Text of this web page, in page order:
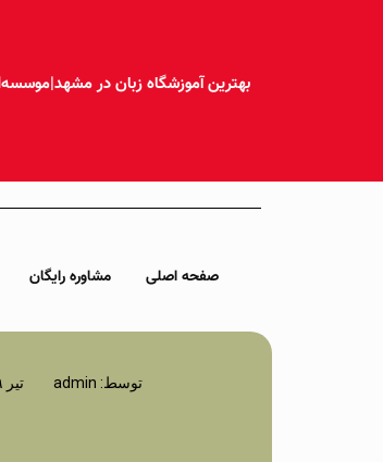
بهترین آموزشگاه زبان در مشهد|موسسهMCI
صفحه اصلی مشاوره رایگان
توسط: admin تیر ۹, ۱۴۰۳